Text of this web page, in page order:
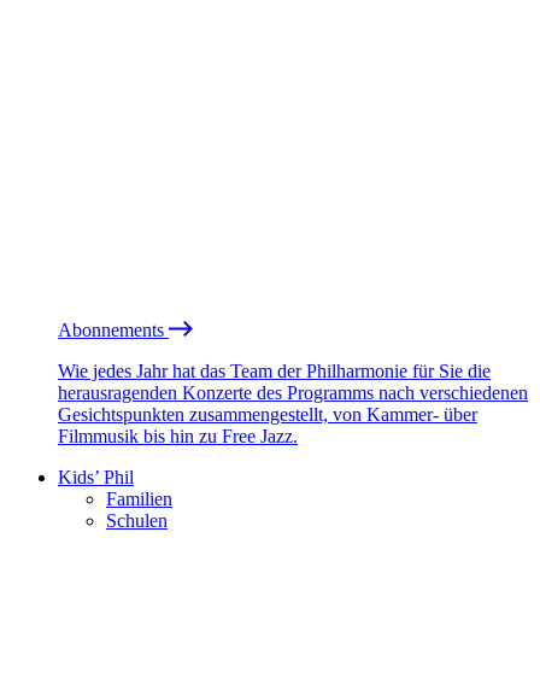
Abonnements
Wie jedes Jahr hat das Team der Philharmonie für Sie die
herausragenden Konzerte des Programms nach verschiedenen
Gesichtspunkten zusammengestellt, von Kammer- über
Filmmusik bis hin zu Free Jazz.
Kids’ Phil
Familien
Schulen